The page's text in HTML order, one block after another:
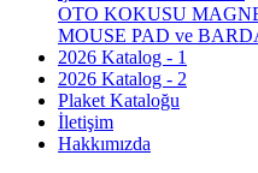
OTO KOKUSU
MOUSE PAD ve
2026 Katalog - 1
2026 Katalog - 2
Plaket Kataloğu
İletişim
Hakkımızda